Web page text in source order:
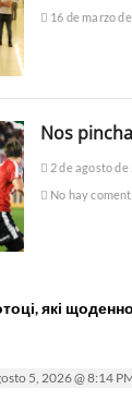
16 de marzo
Nos
2 de agosto de
No hay
які
5, 2026 @ 8:14